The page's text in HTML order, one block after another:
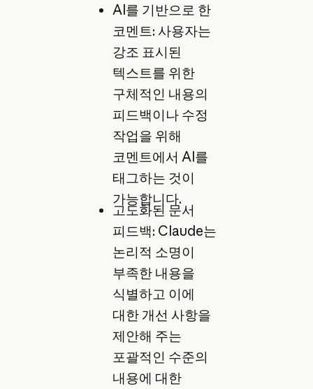
AI를 기반으로 한
코멘트: 사용자는
강조 표시된
텍스트를 위한
구체적인 내용의
피드백이나 수정
작업을 위해
코멘트에서 AI를
태그하는 것이
가능합니다.
고도화된 문서
피드백: Claude는
논리적 소명이
부족한 내용을
식별하고 이에
대한 개선 사항을
제안해 주는
포괄적인 수준의
내용에 대한